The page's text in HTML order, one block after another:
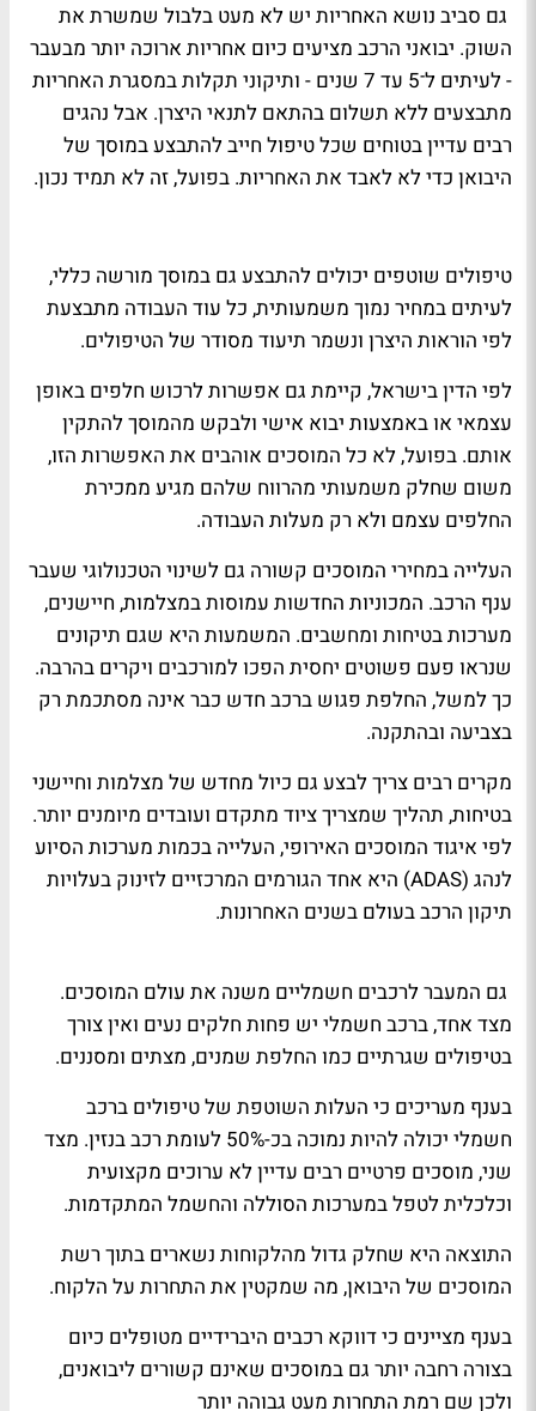
גם סביב נושא האחריות יש לא מעט בלבול שמשרת את
השוק. יבואני הרכב מציעים כיום אחריות ארוכה יותר מבעבר
- לעיתים ל־5 עד 7 שנים - ותיקוני תקלות במסגרת האחריות
מתבצעים ללא תשלום בהתאם לתנאי היצרן. אבל נהגים
רבים עדיין בטוחים שכל טיפול חייב להתבצע במוסך של
היבואן כדי לא לאבד את האחריות. בפועל, זה לא תמיד נכון.
טיפולים שוטפים יכולים להתבצע גם במוסך מורשה כללי,
לעיתים במחיר נמוך משמעותית, כל עוד העבודה מתבצעת
לפי הוראות היצרן ונשמר תיעוד מסודר של הטיפולים.
לפי הדין בישראל, קיימת גם אפשרות לרכוש חלפים באופן
עצמאי או באמצעות יבוא אישי ולבקש מהמוסך להתקין
אותם. בפועל, לא כל המוסכים אוהבים את האפשרות הזו,
משום שחלק משמעותי מהרווח שלהם מגיע ממכירת
החלפים עצמם ולא רק מעלות העבודה.
העלייה במחירי המוסכים קשורה גם לשינוי הטכנולוגי שעבר
ענף הרכב. המכוניות החדשות עמוסות במצלמות, חיישנים,
מערכות בטיחות ומחשבים. המשמעות היא שגם תיקונים
שנראו פעם פשוטים יחסית הפכו למורכבים ויקרים בהרבה.
כך למשל, החלפת פגוש ברכב חדש כבר אינה מסתכמת רק
בצביעה ובהתקנה.
מקרים רבים צריך לבצע גם כיול מחדש של מצלמות וחיישני
בטיחות, תהליך שמצריך ציוד מתקדם ועובדים מיומנים יותר.
לפי איגוד המוסכים האירופי, העלייה בכמות מערכות הסיוע
לנהג (ADAS) היא אחד הגורמים המרכזיים לזינוק בעלויות
תיקון הרכב בעולם בשנים האחרונות.
גם המעבר לרכבים חשמליים משנה את עולם המוסכים.
מצד אחד, ברכב חשמלי יש פחות חלקים נעים ואין צורך
בטיפולים שגרתיים כמו החלפת שמנים, מצתים ומסננים.
בענף מעריכים כי העלות השוטפת של טיפולים ברכב
חשמלי יכולה להיות נמוכה בכ-50% לעומת רכב בנזין. מצד
שני, מוסכים פרטיים רבים עדיין לא ערוכים מקצועית
וכלכלית לטפל במערכות הסוללה והחשמל המתקדמות.
התוצאה היא שחלק גדול מהלקוחות נשארים בתוך רשת
המוסכים של היבואן, מה שמקטין את התחרות על הלקוח.
בענף מציינים כי דווקא רכבים היברידיים מטופלים כיום
בצורה רחבה יותר גם במוסכים שאינם קשורים ליבואנים,
ולכן שם רמת התחרות מעט גבוהה יותר